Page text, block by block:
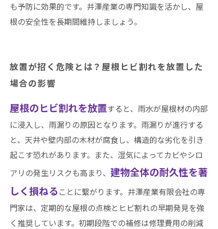
も予防に効果的です。井澤産業の専門知識を活かし、屋
根の安全性を長期間維持しましょう。
放置が招く危険とは？屋根ヒビ割れを放置した
場合の影響
屋根のヒビ割れを放置すると、雨水が屋根材の内部
に浸入し、雨漏りの原因となります。雨漏りが進行する
と、天井や壁内部の木材が腐食し、構造的な劣化を引き
起こす恐れがあります。また、湿気によってカビやシロ
アリの発生リスクも高まり、 建物全体の耐久性を著
しく損ねる ことに繋がります。井澤産業有限会社の専
門家は、定期的な屋根の点検とヒビ割れの早期発見を強
く推奨しています。初期段階での補修は修理費用の削減